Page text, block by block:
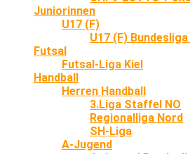
Juniorinnen
U17 (F)
U17 (F) Bundesliga
Futsal
Futsal-Liga Kiel
Handball
Herren Handball
3.Liga Staffel NO
Regionalliga Nord
SH-Liga
A-Jugend